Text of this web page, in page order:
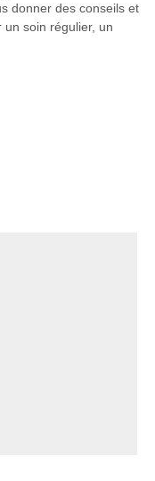
donner des conseils et
soin régulier, un